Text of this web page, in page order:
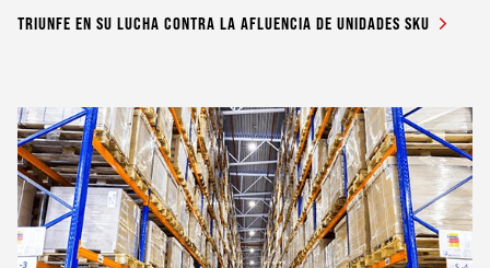
TRIUNFE EN SU LUCHA CONTRA LA AFLUENCIA DE UNIDADES SKU